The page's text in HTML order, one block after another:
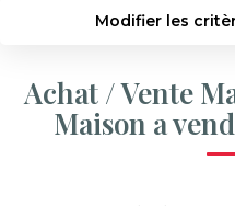
BUREAUX
Modifier les
Sélectionnez...
Type de bien
Achat / Vente
Maison a